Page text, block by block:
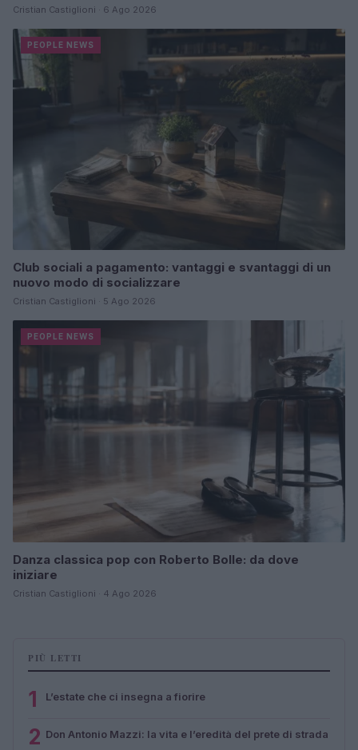
Cristian Castiglioni · 6 Ago 2026
PEOPLE NEWS
Club sociali a pagamento: vantaggi e svantaggi di un
nuovo modo di socializzare
Cristian Castiglioni · 5 Ago 2026
PEOPLE NEWS
Danza classica pop con Roberto Bolle: da dove
iniziare
Cristian Castiglioni · 4 Ago 2026
PIÙ LETTI
1 L’estate che ci insegna a fiorire
2 Don Antonio Mazzi: la vita e l’eredità del prete di strada